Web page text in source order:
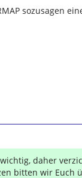
sozusagen
daher
bitten wir Euch